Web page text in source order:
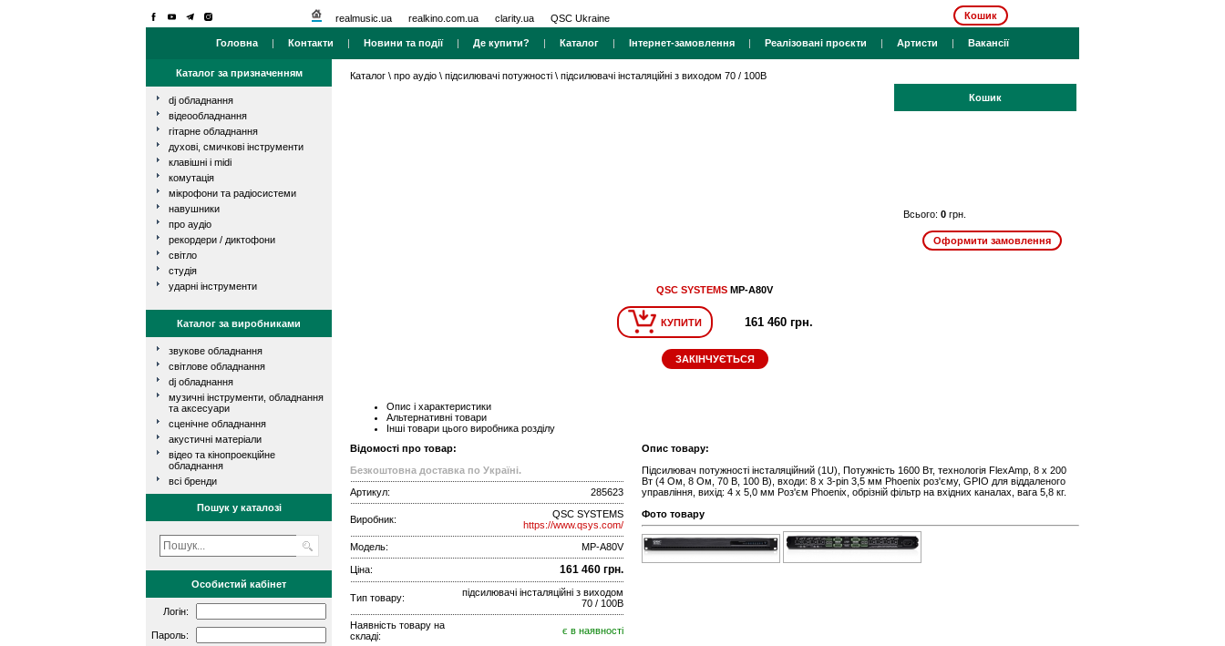
realmusic.ua realkino.com.ua clarity.ua QSC Ukraine Кошик
Головна | Контакти | Новини та події| Де купити? | Каталог | Інтернет-замовлення | Реалізовані проєкти | Артисти | Вакансії
Каталог за призначенням
dj обладнання
відеообладнання
гітарне обладнання
духові, смичкові інструменти
клавішні і midi
комутація
мікрофони та радіосистеми
навушники
про аудіо
рекордери / диктофони
світло
студія
ударні інструменти
Каталог за виробниками
звукове обладнання
світлове обладнання
dj обладнання
музичні інструменти, обладнання
та аксесуари
сценічне обладнання
акустичні матеріали
відео та кінопроекційне
обладнання
всі бренди
Пошук у каталозі
Особистий кабінет
Логін:
Пароль:
Каталог \ про аудіо \ підсилювачі потужності \ підсилювачі інсталяційні з виходом 70 / 100В
Кошик
Всього: 0 грн.
QSC SYSTEMS MP-A80V
КУПИТИ 161 460 грн.
ЗАКІНЧУЄТЬСЯ
Опис і характеристики
Альтернативні товари
Інші товари цього виробника розділу
Відомості про товар:
Безкоштовна доставка по Україні.
Артикул:
285623
Виробник:
QSC SYSTEMS
https://www.qsys.com/
Модель:
MP-A80V
Ціна: 161 460 грн.
Тип товару:
підсилювачі інсталяційні з виходом
70 / 100В
Наявність товару на
складі:
є в наявності
Опис товару:
Підсилювач потужності інсталяційний (1U), Потужність 1600 Вт, технологія FlexAmp, 8 х 200
Вт (4 Ом, 8 Ом, 70 В, 100 В), входи: 8 x 3-pin 3,5 мм Phoenix роз'єму, GPIO для віддаленого
управління, вихід: 4 х 5,0 мм Роз'єм Phoenix, обрізній фільтр на вхідних каналах, вага 5,8 кг.
Фото товару